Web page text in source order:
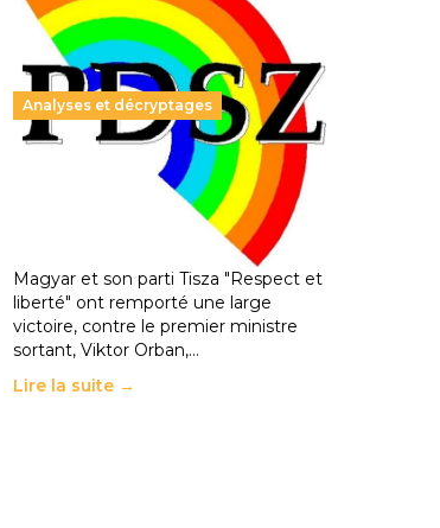
Analyses et décryptages
Hongrie : du changement pour
les politiques éducatives, aussi !
En Hongrie, le conservateur Peter
Magyar et son parti Tisza "Respect et
liberté" ont remporté une large
victoire, contre le premier ministre
sortant, Viktor Orban,…
Lire la suite →